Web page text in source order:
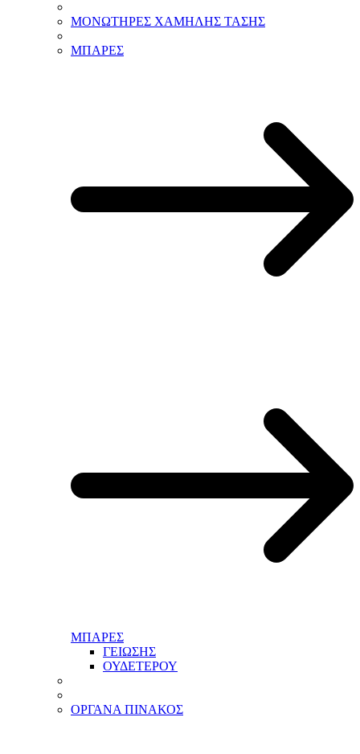
ΜΟΝΩΤΗΡΕΣ ΧΑΜΗΛΗΣ ΤΑΣΗΣ
ΜΠΑΡΕΣ
ΜΠΑΡΕΣ
ΓΕΙΩΣΗΣ
ΟΥΔΕΤΕΡΟΥ
ΟΡΓΑΝΑ ΠΙΝΑΚΟΣ